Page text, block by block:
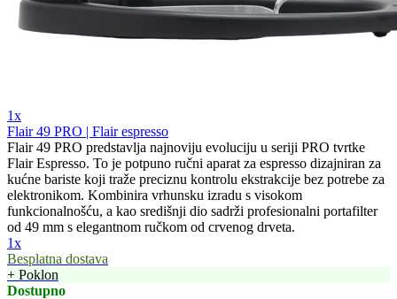
1x
Flair 49 PRO | Flair espresso
Flair 49 PRO predstavlja najnoviju evoluciju u seriji PRO tvrtke
Flair Espresso. To je potpuno ručni aparat za espresso dizajniran za
kućne bariste koji traže preciznu kontrolu ekstrakcije bez potrebe za
elektronikom. Kombinira vrhunsku izradu s visokom
funkcionalnošću, a kao središnji dio sadrži profesionalni portafilter
od 49 mm s elegantnom ručkom od crvenog drveta.
1x
Besplatna dostava
+ Poklon
Dostupno